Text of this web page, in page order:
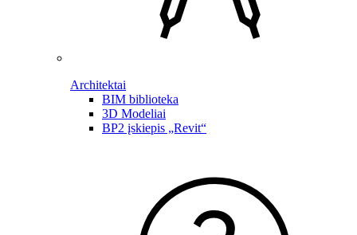
Architektai
BIM biblioteka
3D Modeliai
BP2 įskiepis „Revit“